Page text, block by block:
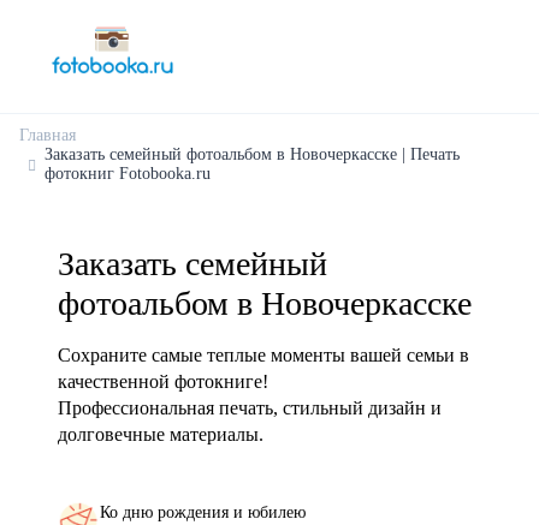
Главная
Заказать семейный фотоальбом в Новочеркасске | Печать
фотокниг Fotobooka.ru
Заказать семейный
фотоальбом в Новочеркасске
Сохраните самые теплые моменты вашей семьи в
качественной фотокниге!
Профессиональная печать, стильный дизайн и
долговечные материалы.
Ко дню рождения и юбилею